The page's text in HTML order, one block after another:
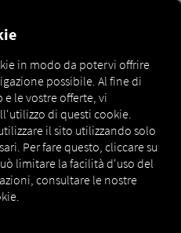
zaarc.next Connect
in modo da potervi offrire
possibile. Al fine di
le vostre offerte, vi
di questi cookie.
il sito utilizzando solo
Per fare questo, cliccare su
limitare la facilità d'uso del
consultare le nostre